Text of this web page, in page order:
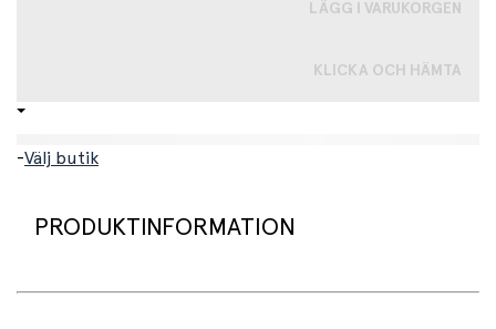
LÄGG I VARUKORGEN
KLICKA OCH HÄMTA
-Välj butik
PRODUKTINFORMATION
Vattenkanna i silikon i färgen Tuscany rose från Liewood.